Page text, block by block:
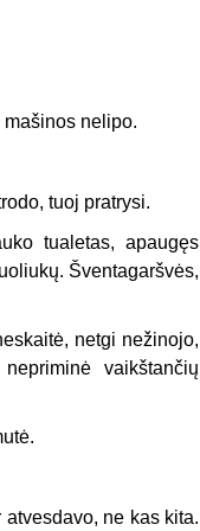
mašinos nelipo.
tuoj pratrysi.
tualetas, apaugęs
Šventagaršvės,
netgi nežinojo,
vaikštančių
ne kas kita.